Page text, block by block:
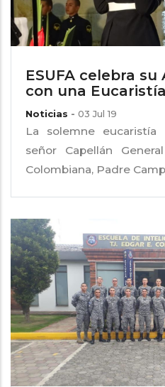
ESUFA celebra
con una
Noticias - 03 Jul 19
La solemne
señor Capellán
Colombiana, Padre